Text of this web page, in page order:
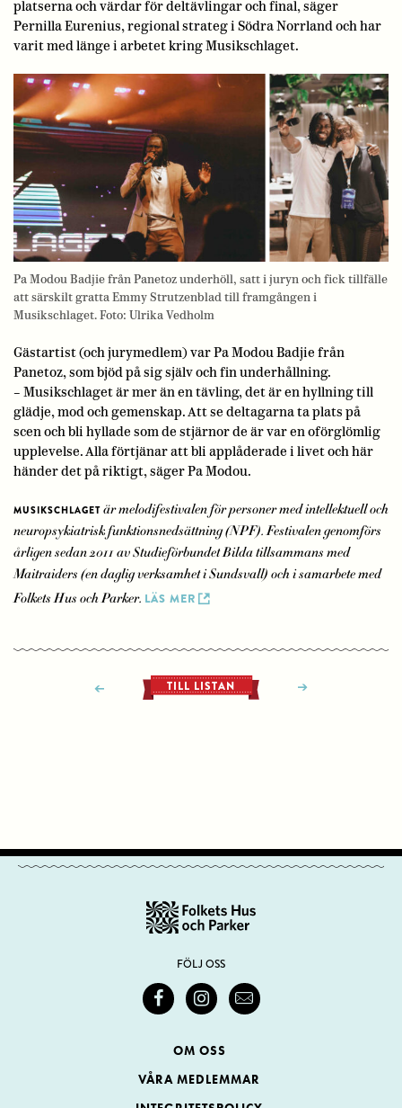
platserna och värdar för deltävlingar och final, säger
Pernilla Eurenius, regional strateg i Södra Norrland och har
varit med länge i arbetet kring Musikschlaget.
Pa Modou Badjie från Panetoz underhöll, satt i juryn och fick tillfälle
att särskilt gratta Emmy Strutzenblad till framgången i
Musikschlaget. Foto: Ulrika Vedholm
Gästartist (och jurymedlem) var Pa Modou Badjie från
Panetoz, som bjöd på sig själv och fin underhållning.
– Musikschlaget är mer än en tävling, det är en hyllning till
glädje, mod och gemenskap. Att se deltagarna ta plats på
scen och bli hyllade som de stjärnor de är var en oförglömlig
upplevelse. Alla förtjänar att bli applåderade i livet och här
händer det på riktigt, säger Pa Modou.
MUSIKSCHLAGET är melodifestivalen för personer med intellektuell och
neuropsykiatrisk funktionsnedsättning (NPF). Festivalen genomförs
årligen sedan 2011 av Studieförbundet Bilda tillsammans med
Maitraiders (en daglig verksamhet i Sundsvall) och i samarbete med
Folkets Hus och Parker. LÄS MER
TILL LISTAN
FÖLJ OSS
OM OSS
VÅRA MEDLEMMAR